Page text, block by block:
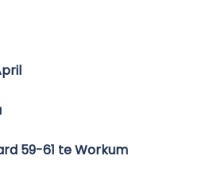
59-61 te Workum